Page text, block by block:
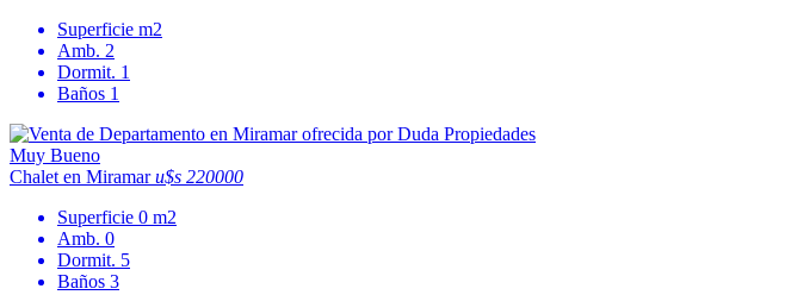
Superficie m2
Amb. 2
Dormit. 1
Baños 1
Muy Bueno
Chalet en Miramaru$s 220000
Superficie 0 m2
Amb. 0
Dormit. 5
Baños 3